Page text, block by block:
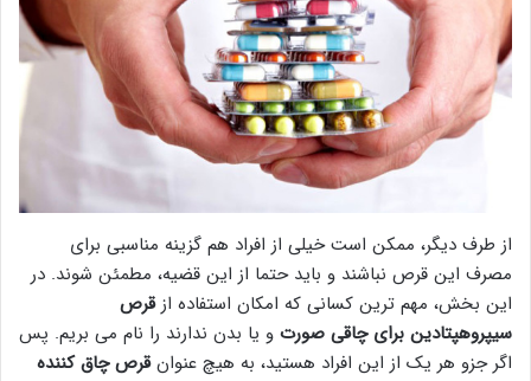
از طرف دیگر، ممکن است خیلی از افراد هم گزینه مناسبی برای
مصرف این قرص نباشند و باید حتما از این قضیه، مطمئن شوند. در
این بخش، مهم ترین کسانی که امکان استفاده ازقرص
سیپروهپتادین برای چاقی صورت و یا بدن ندارند را نام می بریم. پس
اگر جزو هر یک از این افراد هستید، به هیچ عنوانقرص چاق کننده